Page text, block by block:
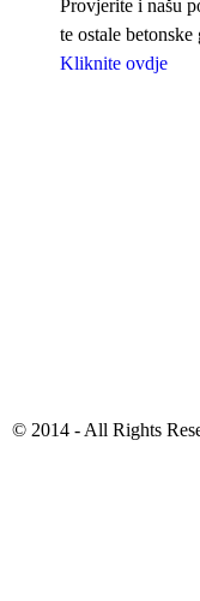
Provjerite i našu
te ostale
Kliknite ovdje
© 2014 - All Rights